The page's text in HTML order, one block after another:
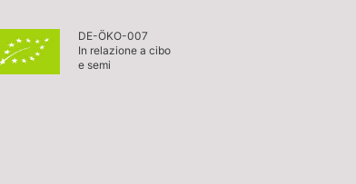
DE-ÖKO-007
In relazione a cibo
e semi